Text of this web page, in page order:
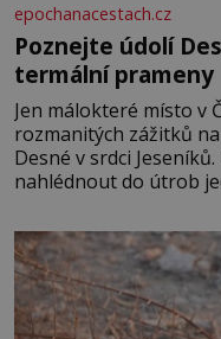
epochanacestach.cz
Poznejte údolí
termální prameny
Jen málokteré místo v
rozmanitých zážitků
Desné v srdci
nahlédnout do útrob
se na koloběžce a
Velkých Losinách